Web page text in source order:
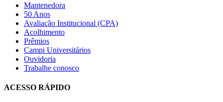
Mantenedora
50 Anos
Avaliação Institucional (CPA)
Acolhimento
Prêmios
Campi Universitários
Ouvidoria
Trabalhe conosco
ACESSO RÁPIDO